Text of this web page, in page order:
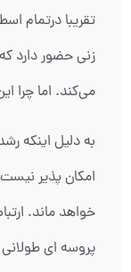
تقریبا درتمام
زنی حضور دارد
می‌کند. اما چرا
به دلیل اینکه
امکان پذیر
خواهد ماند.
پروسه ای